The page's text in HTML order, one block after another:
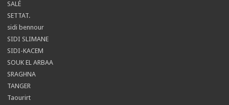
SALÉ
SETTAT.
sidi bennour
SIDI SLIMANE
SIDI-KACEM
SOUK EL ARBAA
SRAGHNA
TANGER
Taourirt